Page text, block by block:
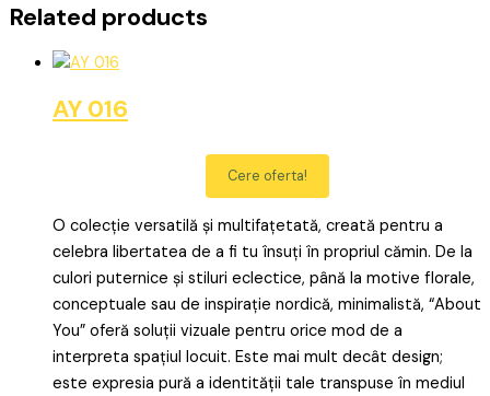
Related products
AY 016
Cere oferta!
O colecție versatilă și multifațetată, creată pentru a
celebra libertatea de a fi tu însuți în propriul cămin. De la
culori puternice și stiluri eclectice, până la motive florale,
conceptuale sau de inspirație nordică, minimalistă, “About
You” oferă soluții vizuale pentru orice mod de a
interpreta spațiul locuit. Este mai mult decât design;
este expresia pură a identității tale transpuse în mediul